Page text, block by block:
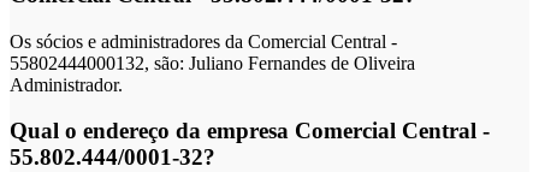
Os sócios e administradores da Comercial Central -
55802444000132, são: Juliano Fernandes de Oliveira
Administrador.
Qual o endereço da empresa Comercial Central -
55.802.444/0001-32?